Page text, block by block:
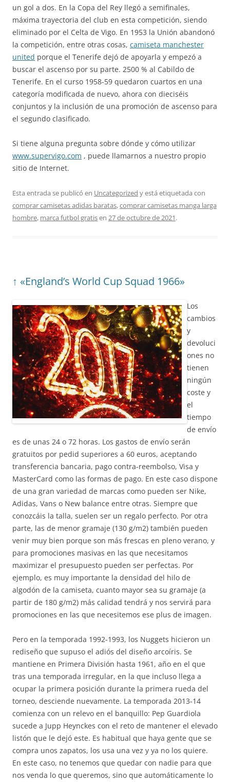
un gol a dos. En la Copa del Rey llegó a semifinales,
máxima trayectoria del club en esta competición, siendo
eliminado por el Celta de Vigo. En 1953 la Unión abandonó
la competición, entre otras cosas, camiseta manchester
united porque el Tenerife dejó de apoyarla y empezó a
buscar el ascenso por su parte. 2500 % al Cabildo de
Tenerife. En el curso 1958-59 quedaron cuartos en una
categoría modificada de nuevo, ahora con dieciséis
conjuntos y la inclusión de una promoción de ascenso para
el segundo clasificado.
Si tiene alguna pregunta sobre dónde y cómo utilizar
www.supervigo.com , puede llamarnos a nuestro propio
sitio de Internet.
Esta entrada se publicó en Uncategorized y está etiquetada con
comprar camisetas adidas baratas,comprar camisetas manga larga
hombre, marca futbol gratisen 27 de octubre de 2021.
↑ «England’s World Cup Squad 1966»
Los
cambios
y
devoluci
ones no
tienen
ningún
coste y
el
tiempo
de envío
es de unas 24 o 72 horas. Los gastos de envío serán
gratuitos por pedid superiores a 60 euros, aceptando
transferencia bancaria, pago contra-reembolso, Visa y
MasterCard como las formas de pago. En este caso dispone
de una gran variedad de marcas como pueden ser Nike,
Adidas, Vans o New balance entre otras. Siempre que
conozcáis la talla, suelen ser un regalo perfecto. Por otra
parte, las de menor gramaje (130 g/m2) también pueden
venir muy bien porque son más frescas en pleno verano, y
para promociones masivas en las que necesitamos
maximizar el presupuesto pueden ser perfectas. Por
ejemplo, es muy importante la densidad del hilo de
algodón de la camiseta, cuanto mayor sea su gramaje (a
partir de 180 g/m2) más calidad tendrá y nos servirá para
promociones en las que necesitemos ese plus de imagen.
Pero en la temporada 1992-1993, los Nuggets hicieron un
rediseño que supuso el adiós del diseño arcoíris. Se
mantiene en Primera División hasta 1961, año en el que
tras una temporada irregular, en la que incluso llega a
ocupar la primera posición durante la primera rueda del
torneo, desciende nuevamente. La temporada 2013-14
comienza con un relevo en el banquillo: Pep Guardiola
sucede a Jupp Heynckes con el reto de mantener el elevado
listón que le dejó este. Es habitual que haya gente que se
compra unos zapatos, los usa una vez y ya no los quiere.
En este caso, no tenemos que quedar con nadie para que
nos venda lo que queremos, sino que automáticamente lo